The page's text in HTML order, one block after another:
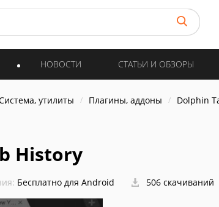
НОВОСТИ СТАТЬИ И ОБЗОРЫ
утилиты Плагины, аддоны Dolphin
History
Бесплатно для Android 506 скачиваний